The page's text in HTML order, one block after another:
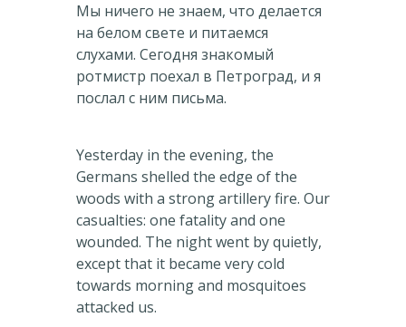
Мы ничего не знаем, что делается
на белом свете и питаемся
слухами. Сегодня знакомый
ротмистр поехал в Петроград, и я
послал с ним письма.
Yesterday in the evening, the
Germans shelled the edge of the
woods with a strong artillery fire. Our
casualties: one fatality and one
wounded. The night went by quietly,
except that it became very cold
towards morning and mosquitoes
attacked us.